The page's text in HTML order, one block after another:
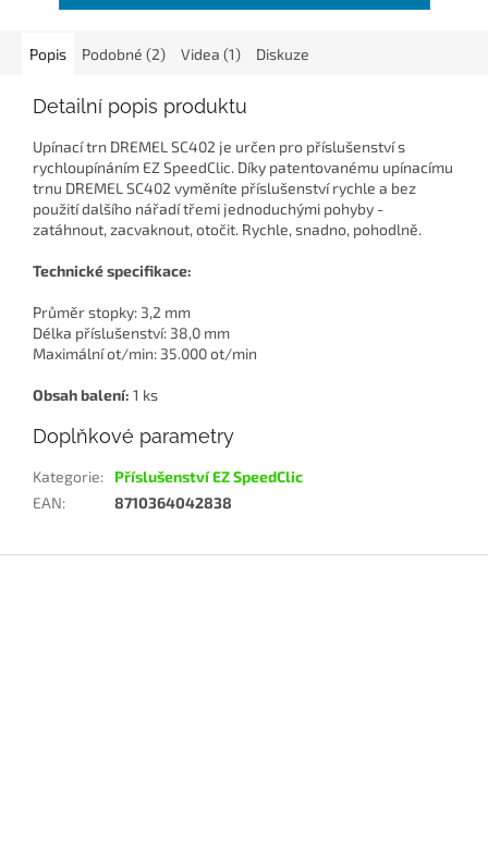
Popis Podobné (2) Videa (1) Diskuze
Detailní popis produktu
Upínací trn DREMEL SC402 je určen pro příslušenství s
rychloupínáním EZ SpeedClic. Díky patentovanému upínacímu
trnu DREMEL SC402 vyměníte příslušenství rychle a bez
použití dalšího nářadí třemi jednoduchými pohyby -
zatáhnout, zacvaknout, otočit. Rychle, snadno, pohodlně.
Technické specifikace:
Průměr stopky: 3,2 mm
Délka příslušenství: 38,0 mm
Maximální ot/min: 35.000 ot/min
Obsah balení: 1 ks
Doplňkové parametry
Kategorie:
Příslušenství EZ SpeedClic
EAN: 8710364042838